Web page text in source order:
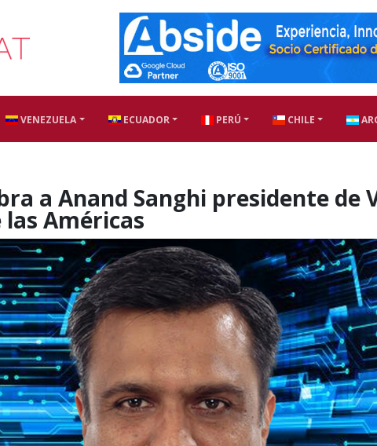
VENEZUELA ECUADOR PERÚ CHILE
a Anand Sanghi presidente de
Américas